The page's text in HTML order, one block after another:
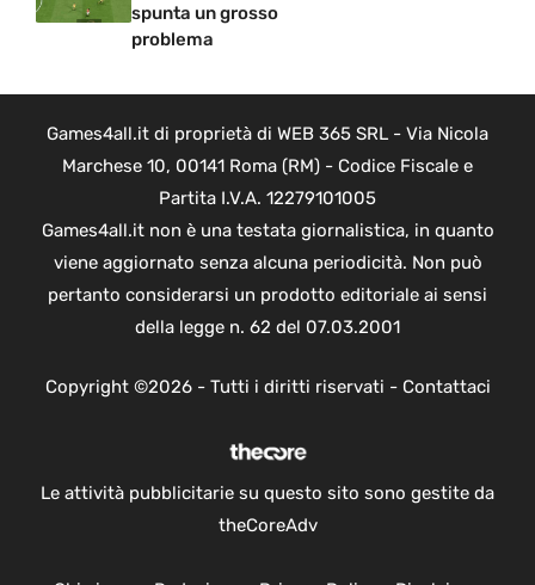
spunta un grosso
problema
Games4all.it di proprietà di WEB 365 SRL - Via Nicola
Marchese 10, 00141 Roma (RM) - Codice Fiscale e
Partita I.V.A. 12279101005
Games4all.it non è una testata giornalistica, in quanto
viene aggiornato senza alcuna periodicità. Non può
pertanto considerarsi un prodotto editoriale ai sensi
della legge n. 62 del 07.03.2001
Copyright ©2026 - Tutti i diritti riservati - Contattaci
Le attività pubblicitarie su questo sito sono gestite da
theCoreAdv